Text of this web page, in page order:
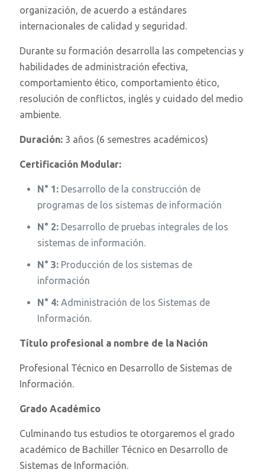
organización, de acuerdo a estándares
internacionales de calidad y seguridad.
Durante su formación desarrolla las competencias y
habilidades de administración efectiva,
comportamiento ético, comportamiento ético,
resolución de conflictos, inglés y cuidado del medio
ambiente.
Duración: 3 años (6 semestres académicos)
Certificación Modular:
N° 1: Desarrollo de la construcción de
programas de los sistemas de información
N° 2: Desarrollo de pruebas integrales de los
sistemas de información.
N° 3: Producción de los sistemas de
información
N° 4: Administración de los Sistemas de
Información.
Título profesional a nombre de la Nación
Profesional Técnico en Desarrollo de Sistemas de
Información.
Grado Académico
Culminando tus estudios te otorgaremos el grado
académico de Bachiller Técnico en Desarrollo de
Sistemas de Información.